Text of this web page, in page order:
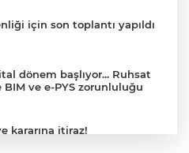
için son toplantı yapıldı
dönem başlıyor... Ruhsat
BIM ve e-PYS zorunluluğu
kararına itiraz!